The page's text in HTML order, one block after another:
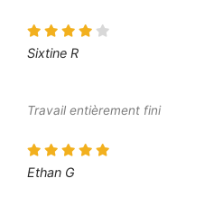
Sixtine R
Travail entièrement fini
Ethan G